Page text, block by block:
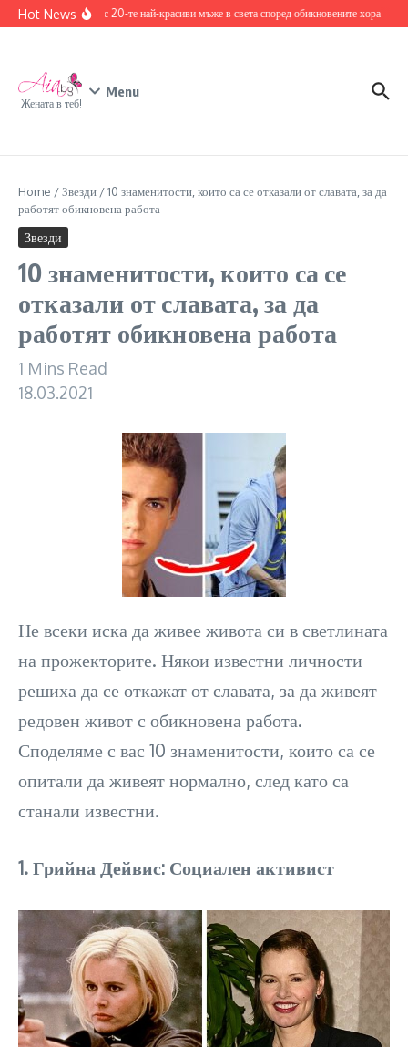
Skip to content
Hot News
Запознайте се с 20-те най-красиви мъже в света според обикновените хора 17
Жената в теб!
Menu
Home /Звезди /10 знаменитости, които са се отказали от славата, за да
работят обикновена работа
Звезди
10 знаменитости, които са се
отказали от славата, за да
работят обикновена работа
1 Mins Read
18.03.2021
Не всеки иска да живее живота си в светлината
на прожекторите. Някои известни личности
решиха да се откажат от славата, за да живеят
редовен живот с обикновена работа.
Споделяме с вас 10 знаменитости, които са се
опитали да живеят нормално, след като са
станали известни.
1. Грийна Дейвис: Социален активист